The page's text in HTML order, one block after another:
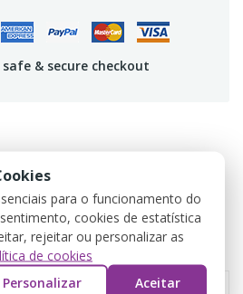
& secure checkout
DO PRODUTO
para o funcionamento do
cookies de estatística
rejeitar ou personalizar as
de cookies
Personalizar Aceitar